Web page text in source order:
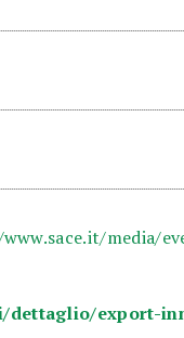
media/
dettaglio/export-